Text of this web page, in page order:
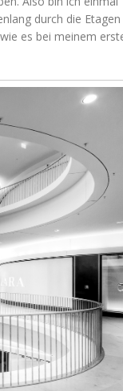
durch die
es bei meinem